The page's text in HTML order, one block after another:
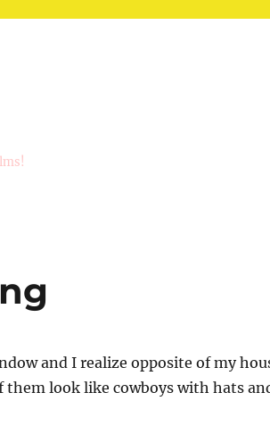
and I realize opposite of my
them look like cowboys with hats